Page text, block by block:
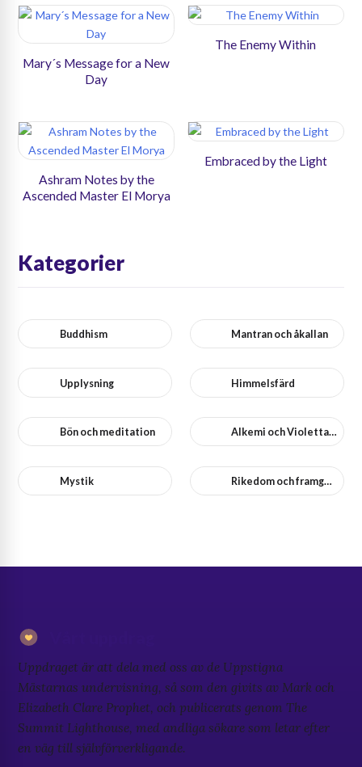
Mary´s Message for a New
Day
The Enemy Within
Ashram Notes by the
Ascended Master El Morya
Embraced by the Light
Kategorier
Buddhism Mantran och åkallan
Upplysning Himmelsfärd
Bön och meditation Alkemi och Violetta Flamman
Mystik Rikedom och framgång
Uppdraget är att dela med oss av de Uppstigna
Mästarnas undervisning, så som den givits av Mark och
Elizabeth Clare Prophet, och publicerats genom The
Summit Lighthouse, med andliga sökare som letar efter
en väg till självförverkligande.